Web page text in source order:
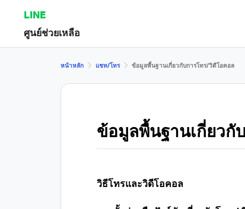
LINE
ศูนย์ช่วยเหลือ
หน้าหลัก แชท/โทร ข้อมูลพื้นฐานเกี่ยวกับการโทร/วิดีโอคอล
ข้อมูลพื้นฐานเกี่ยวกั
วิธีโทรและวิดีโอคอล